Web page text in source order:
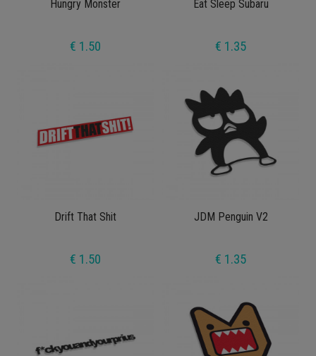
Hungry Monster
€ 1.50
Eat Sleep Subaru
€ 1.35
Drift That Shit
€ 1.50
JDM Penguin V2
€ 1.35